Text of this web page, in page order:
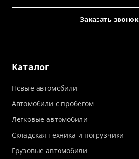
Каталог
Новые автомобили
Автомобили с пробегом
Легковые автомобили
Складская техника и погрузчики
Грузовые автомобили
Заказать звонок